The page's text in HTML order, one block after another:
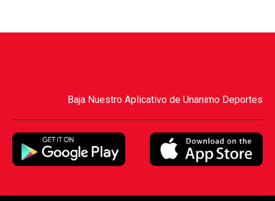
Baja Nuestro Aplicativo de Unanimo Deportes